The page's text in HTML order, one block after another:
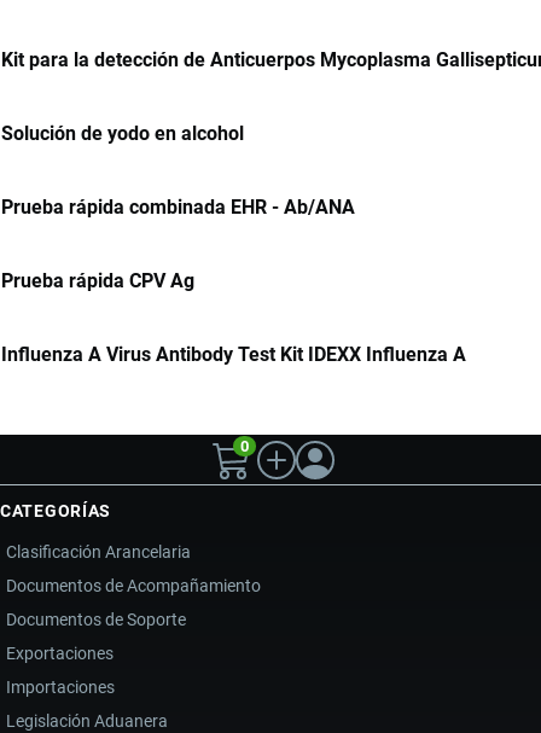
Kit para la detección de Anticuerpos Mycoplasma
Solución de yodo en alcohol
Prueba rápida combinada EHR - Ab/ANA
Prueba rápida CPV Ag
Influenza A Virus Antibody Test Kit IDEXX Influenza A
0
CATEGORÍAS
Clasificación Arancelaria
Documentos de Acompañamiento
Documentos de Soporte
Exportaciones
Importaciones
Legislación Aduanera